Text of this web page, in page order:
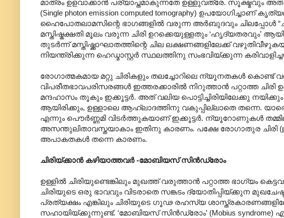
മാത്രം ഉളവാക്കാൻ പര്യാപ്തമാകുന്നതേ ഉള്ളുവത്രേ. സൂക്ഷ്മവും
(Single photon emission computed tomography)
ഹൈപോതലാമസിന്റെ ഭാഗങ്ങളിൽ വരുന്ന അർബുദവും ചിലപ്പോൾ
മസ്തിഷ്കക്ഷതി മൂലം വരുന്ന ചിരി ഉറക്കെയുള്ളതും ‘ഹൃദ്യതരവും’
തുടർന്ന് മസ്തിഷ്ക്കാഘാതത്തിന്റെ ചില ലക്ഷണങ്ങളിലേക്ക്
നിയന്ത്രിക്കുന്ന ഹെഡ്മാസ്റ്റർ സ്ഥലത്തിനു സംഭവിയ്ക്കുന്ന
രോഗാത്മകമായ മറ്റു ചിരികളും തലച്ചോറിലെ ന്യൂനതകൾ കൊണ്ട്
വിപരീതഭാവപരിസരങ്ങൾ ഇത്തരക്കാരിൽ നിറുത്താൻ പറ്റാത്ത
മന്ദഹാ‍സം തൂകും ഇക്കൂട്ടർ. അത് വലിയ പൊട്ടിച്ചിരിയിലേക്കു
ആയിരിക്കും, ഉള്ളാലെ ആഹ്ലാദത്തിനു വകുപ്പില്ലാതെ തന്നെ.
എന്നും പൌർണ്ണമി വിടർത്തുകയാണ് ഇക്കൂട്ടർ. ന്യൂറോണുകൾ
അസന്തുലിതാവസ്തയാകാം ഇതിനു കാരണം. പക്ഷേ രോഗാതുര ചിരി
അപാകതകൾ തന്നെ കാരണം.
ചിരിയ്ക്കാൻ കഴിയാത്തവർ -മോബിയസ് സിൻഡ്രോം
ഉള്ളിൽ ചിരിയുണ്ടെങ്കിലും മുഖത്ത് വരുത്താൻ പറ്റാത്ത ഭാഗ്യം
ചിരിയുടെ ഒരു ഭാവവും വിടരാതെ സങ്കടം ദ്യോതിപ്പിയ്ക്കുന
പ്രത്യക്ഷം എങ്കിലും ചിരിയുടെ ഗൂഢ രഹസ്യ
സഹായിയ്ക്കുന്നുണ്ട്. ‘മോബിയസ് സിൻഡ്രോം’ (Mobius